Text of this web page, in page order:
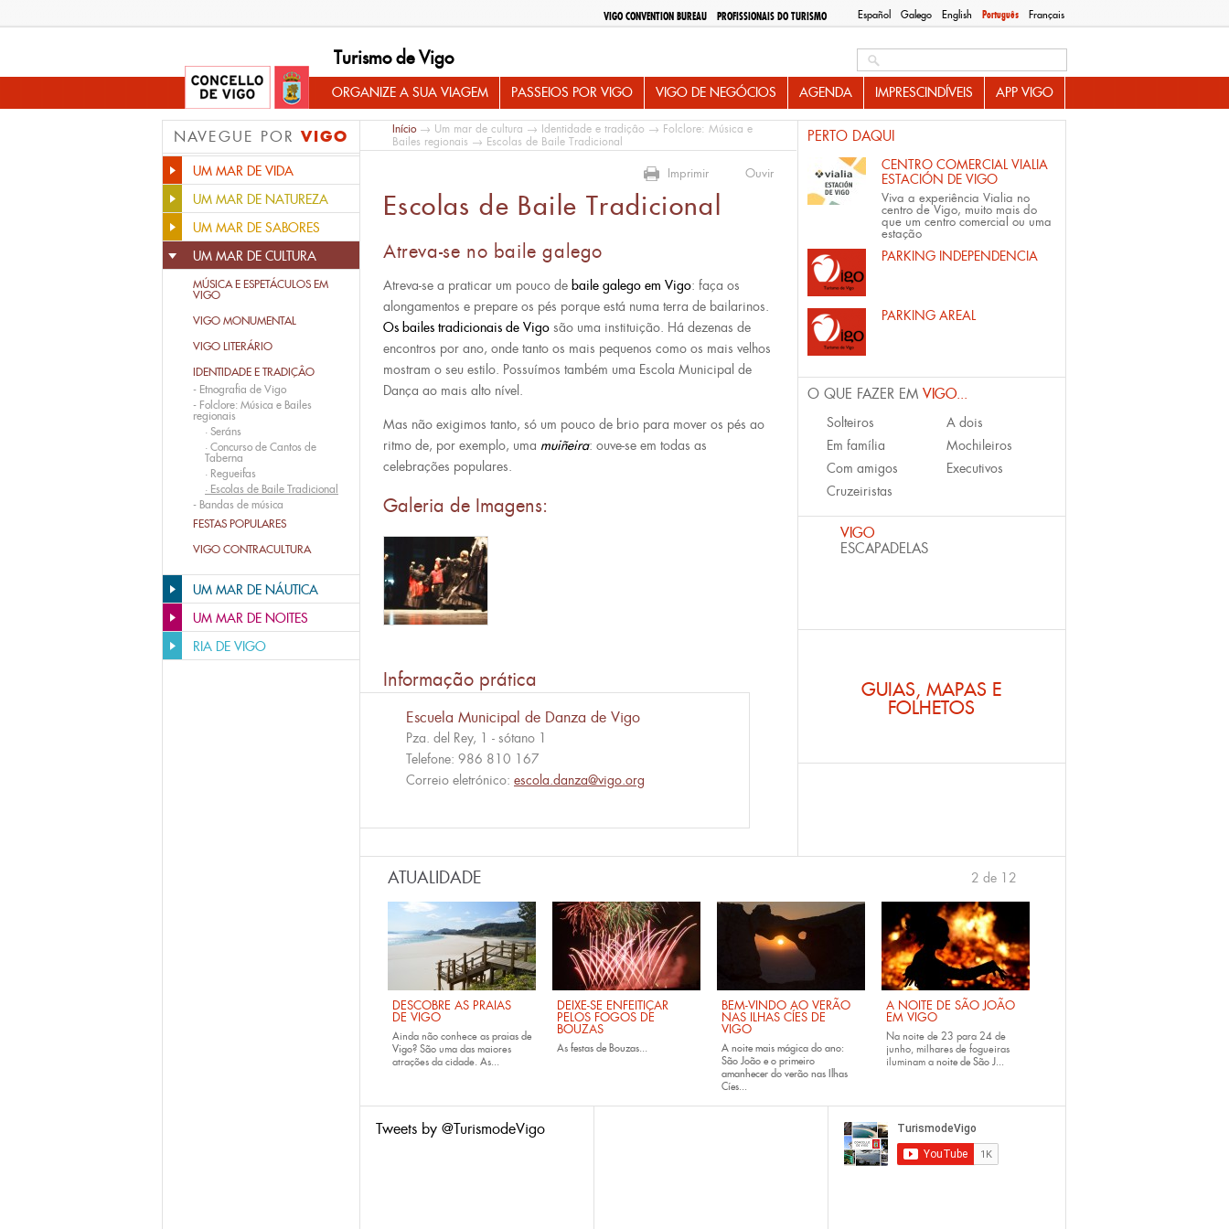
Español Galego English Português Français
VIGO CONVENTION BUREAU PROFISSIONAIS DO TURISMO
Turismo de Vigo
ORGANIZE A SUA VIAGEM PASSEIOS POR VIGO VIGO DE NEGÓCIOS AGENDA IMPRESCINDÍVEIS APP VIGO
NAVEGUE POR VIGO
UM MAR DE VIDA
UM MAR DE NATUREZA
UM MAR DE SABORES
UM MAR DE CULTURA
MÚSICA E ESPETÁCULOS EM
VIGO
VIGO MONUMENTAL
VIGO LITERÁRIO
IDENTIDADE E TRADIÇÂO
- Etnografia de Vigo
- Folclore: Música e Bailes
regionais
· Seráns
· Concurso de Cantos de
Taberna
· Regueifas
· Escolas de Baile Tradicional
- Bandas de música
FESTAS POPULARES
VIGO CONTRACULTURA
UM MAR DE NÁUTICA
UM MAR DE NOITES
RIA DE VIGO
Início→ Um mar de cultura → Identidade e tradiçâo → Folclore: Música e
Bailes regionais → Escolas de Baile Tradicional
Imprimir Ouvir
Escolas de Baile Tradicional
Atreva-se no baile galego
Atreva-se a praticar um pouco de baile galego em Vigo: faça os
alongamentos e prepare os pés porque está numa terra de bailarinos.
Os bailes tradicionais de Vigo são uma instituição. Há dezenas de
encontros por ano, onde tanto os mais pequenos como os mais velhos
mostram o seu estilo. Possuímos também uma Escola Municipal de
Dança ao mais alto nível.
Mas não exigimos tanto, só um pouco de brio para mover os pés ao
ritmo de, por exemplo, uma muiñeira: ouve-se em todas as
celebrações populares.
Galeria de Imagens:
Informação prática
Escuela Municipal de Danza de Vigo
Pza. del Rey, 1 - sótano 1
Telefone: 986 810 167
Correio eletrónico: escola.danza@vigo.org
PERTO DAQUI
CENTRO COMERCIAL VIALIA
ESTACIÓN DE VIGO
Viva a experiência Vialia no
centro de Vigo, muito mais do
que um centro comercial ou uma
estação
PARKING INDEPENDENCIA
PARKING AREAL
O QUE FAZER EM VIGO...
Solteiros
A dois
Em família
Mochileiros
Com amigos
Executivos
Cruzeiristas
VIGO
ESCAPADELAS
GUIAS, MAPAS E
FOLHETOS
ATUALIDADE
DESCOBRE AS PRAIAS
DE VIGO
Ainda não conhece as praias de
Vigo? São uma das maiores
atrações da cidade. As...
DEIXE-SE ENFEITIÇAR
PELOS FOGOS DE
BOUZAS
As festas de Bouzas...
BEM-VINDO AO VERÃO
NAS ILHAS CÍES DE
VIGO
A noite mais mágica do ano:
São João e o primeiro
amanhecer do verão nas Ilhas
Cíes...
A NOITE DE SÃO JOÃO
EM VIGO
Na noite de 23 para 24 de
junho, milhares de fogueiras
iluminam a noite de São J...
2 de 12
Tweets by @TurismodeVigo